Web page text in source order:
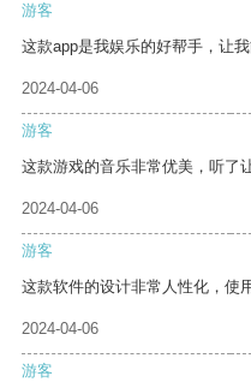
游客
这款app是我娱乐的好帮手，让
2024-04-06
游客
这款游戏的音乐非常优美，听了
2024-04-06
游客
这款软件的设计非常人性化，使
2024-04-06
游客